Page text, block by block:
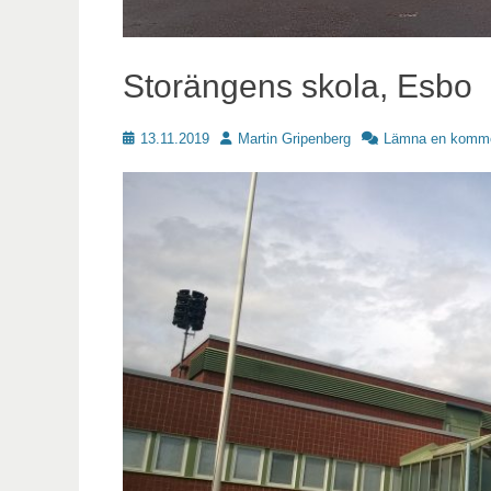
Storängens skola, Esbo
Publicerat
13.11.2019 Författare
Martin Gripenberg Lämna en